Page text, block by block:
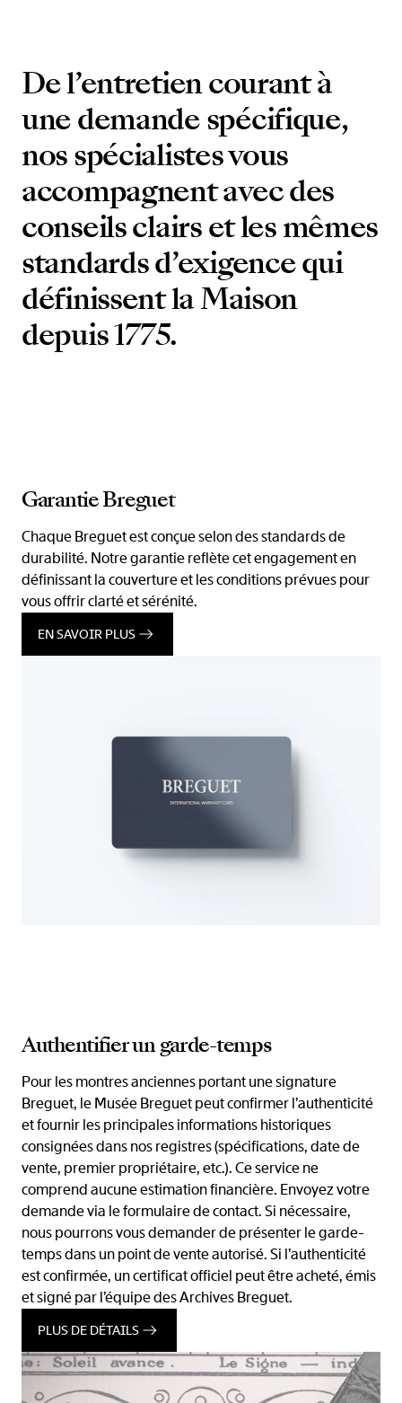
De l’entretien courant à
une demande spécifique,
nos spécialistes vous
accompagnent avec des
conseils clairs et les mêmes
standards d’exigence qui
définissent la Maison
depuis 1775.
Garantie Breguet
Chaque Breguet est conçue selon des standards de
durabilité. Notre garantie reflète cet engagement en
définissant la couverture et les conditions prévues pour
vous offrir clarté et sérénité.
EN SAVOIR PLUS
Authentifier un garde-temps
Pour les montres anciennes portant une signature
Breguet, le Musée Breguet peut confirmer l’authenticité
et fournir les principales informations historiques
consignées dans nos registres (spécifications, date de
vente, premier propriétaire, etc.). Ce service ne
comprend aucune estimation financière. Envoyez votre
demande via le formulaire de contact. Si nécessaire,
nous pourrons vous demander de présenter le garde-
temps dans un point de vente autorisé. Si l’authenticité
est confirmée, un certificat officiel peut être acheté, émis
et signé par l’équipe des Archives Breguet.
PLUS DE DÉTAILS